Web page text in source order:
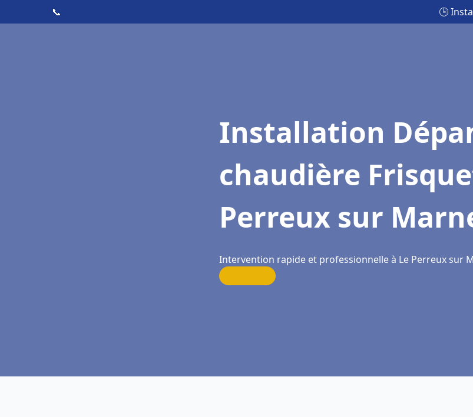
📞 🕒
Installation
chaudière
Perreux sur
Intervention rapide et professionnelle à Le Perreux sur